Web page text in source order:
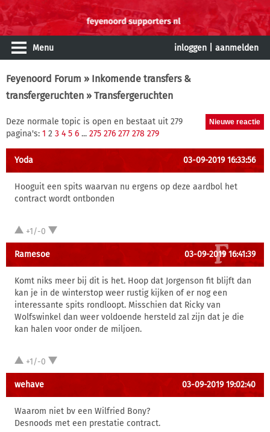
Menu inloggen aanmelden
Feyenoord Forum » Inkomende transfers &
transfergeruchten » Transfergeruchten
Deze normale topic is open en bestaat uit 279
pagina's: 1 2 3 4 5 6 ... 275 276 277 278 279
Yoda 03-09-2019 16:33:56
Hooguit een spits waarvan nu ergens op deze aardbol het
contract wordt ontbonden
+1/-0
Ramesoe 03-09-2019 16:41:39
Komt niks meer bij dit is het. Hoop dat Jorgenson fit blijft dan
kan je in de winterstop weer rustig kijken of er nog een
interessante spits rondloopt. Misschien dat Ricky van
Wolfswinkel dan weer voldoende hersteld zal zijn dat je die
kan halen voor onder de miljoen.
+1/-0
wehave 03-09-2019 19:02:40
Waarom niet bv een Wilfried Bony?
Desnoods met een prestatie contract.